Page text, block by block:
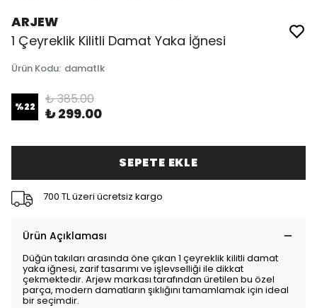
ARJEW
1 Çeyreklik Kilitli Damat Yaka İğnesi
Ürün Kodu: damatlk
%22 ₺ 385.00
₺ 299.00
SEPETE EKLE
700 TL üzeri ücretsiz kargo
Ürün Açıklaması
Düğün takıları arasında öne çıkan 1 çeyreklik kilitli damat
yaka iğnesi, zarif tasarımı ve işlevselliği ile dikkat
çekmektedir. Arjew markası tarafından üretilen bu özel
parça, modern damatların şıklığını tamamlamak için ideal
bir seçimdir.